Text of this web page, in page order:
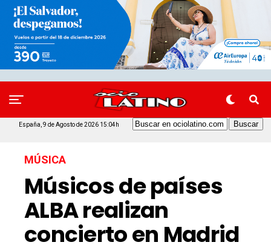
España, 9 de Agosto de 2026 15:04h
MÚSICA
Músicos de países
ALBA realizan
concierto en Madrid